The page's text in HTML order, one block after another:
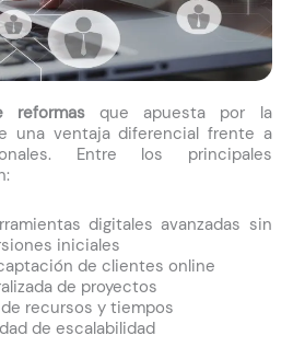
reformasque apuesta por la
una ventaja diferencial frente a
Entre los principales
digitales avanzadas sin
iniciales
de clientes online
de proyectos
recursos y tiempos
de escalabilidad